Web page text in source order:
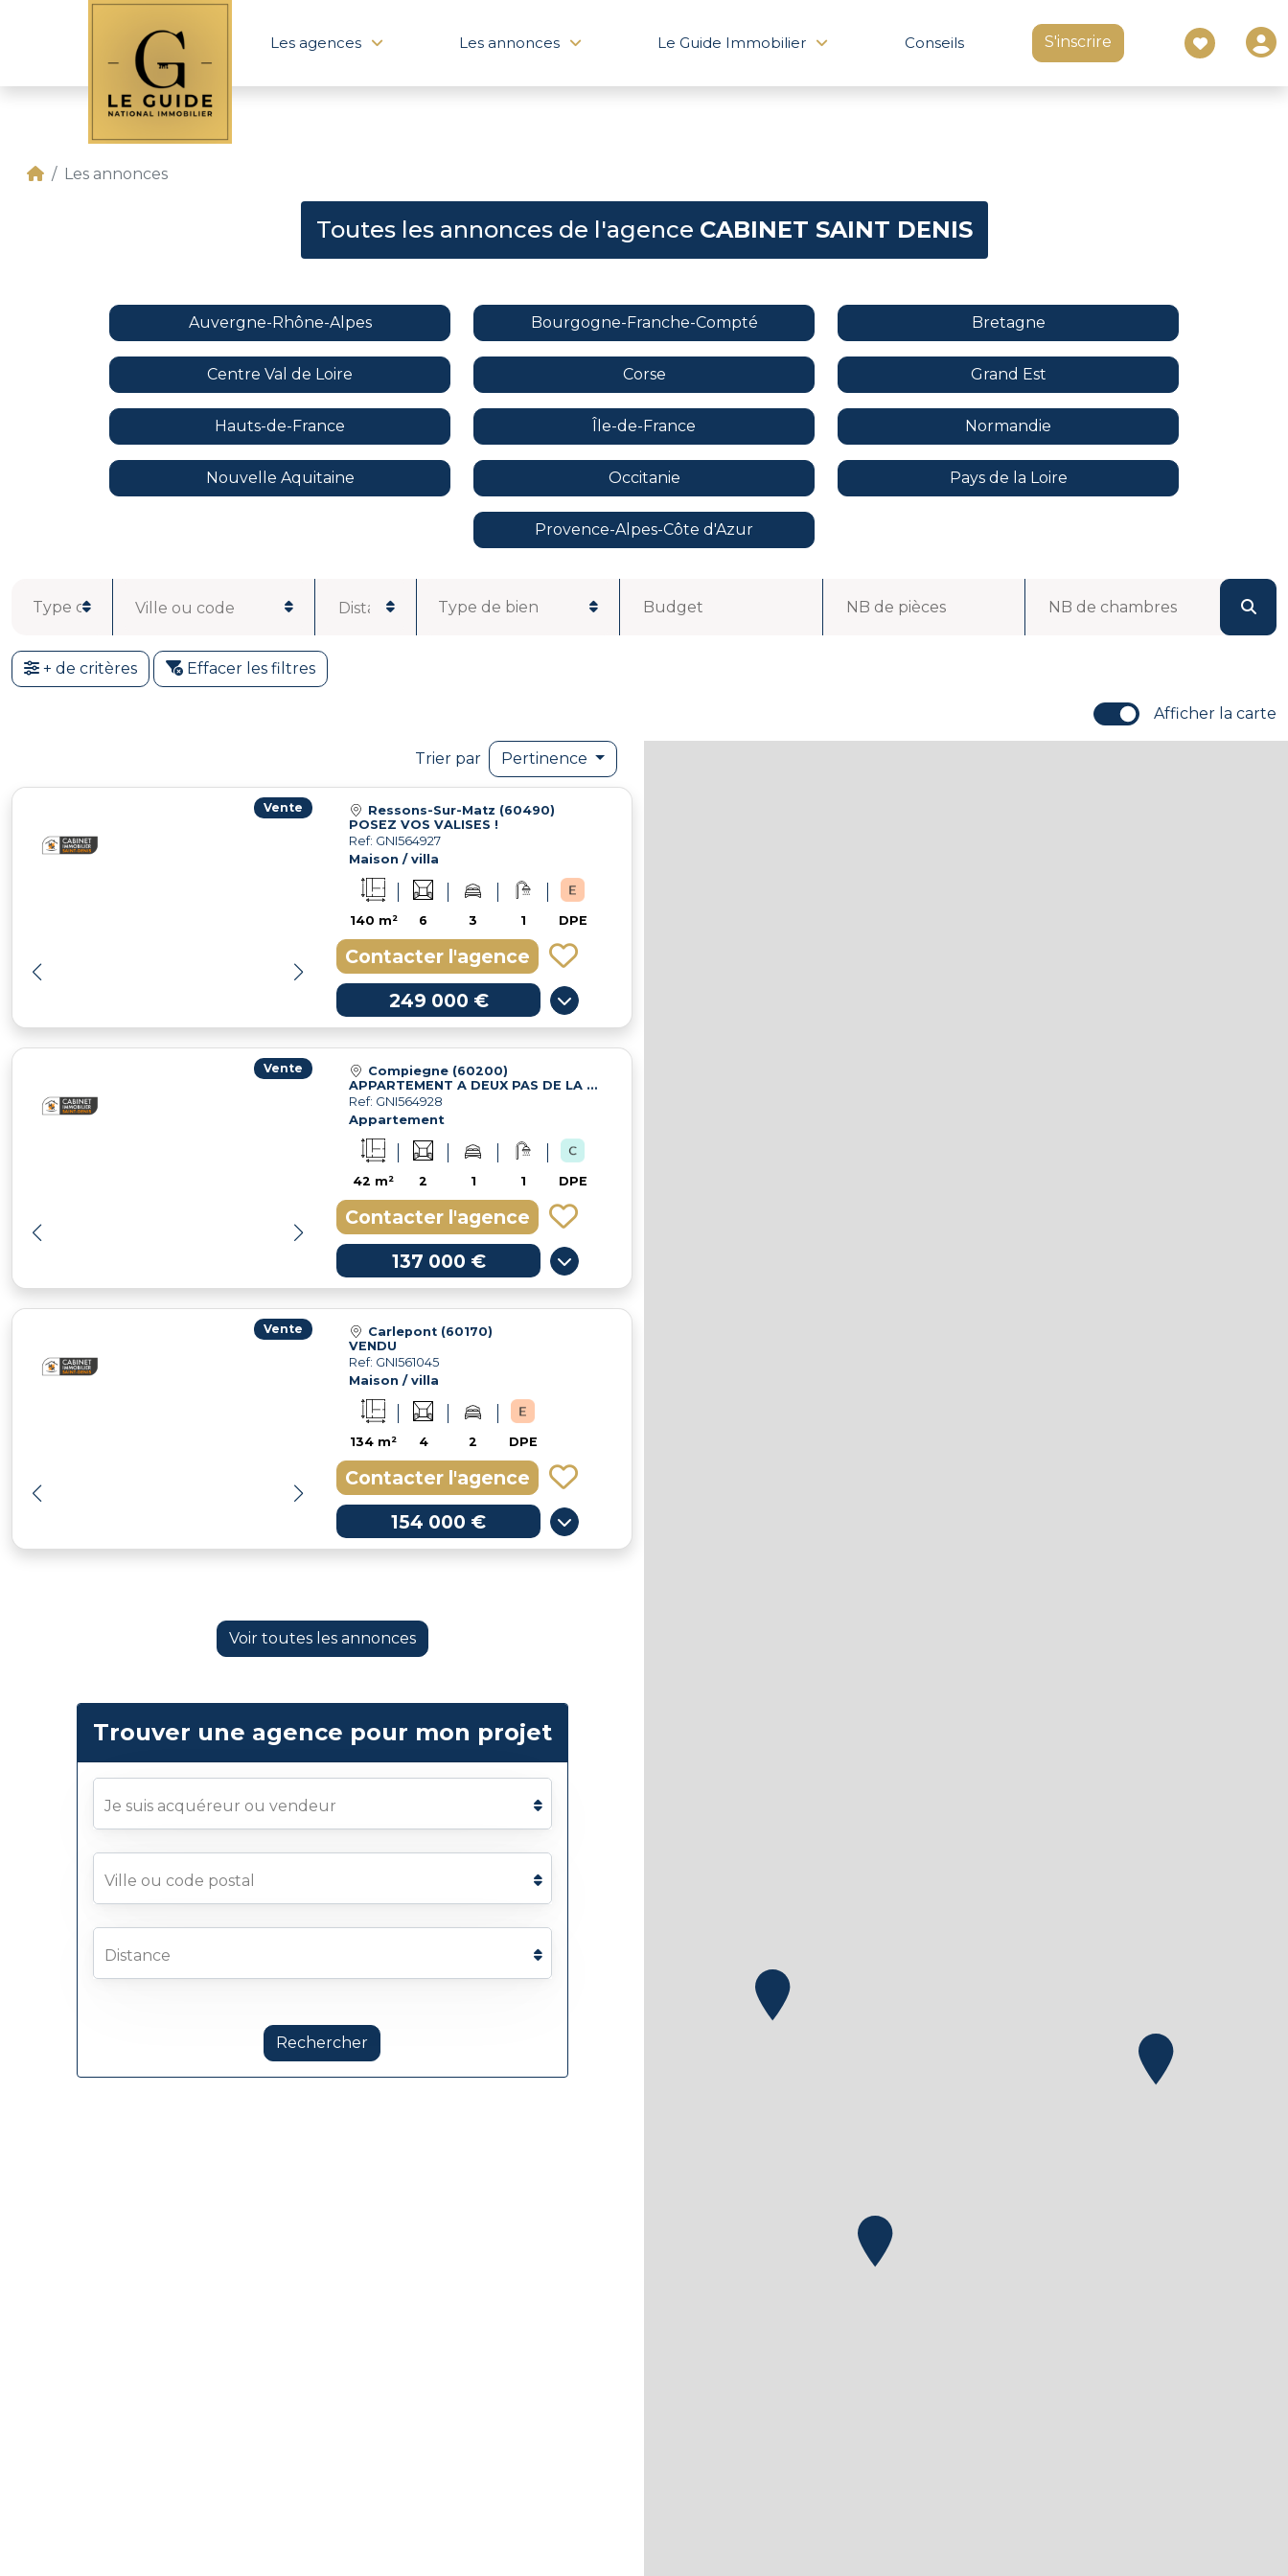
Les agences Les annonces Le Guide Immobilier Conseils S'inscrire
Les annonces
Toutes les annonces de l'agence CABINET SAINT DENIS
Auvergne-Rhône-Alpes Bourgogne-Franche-Compté Bretagne
Centre Val de Loire Corse Grand Est
Hauts-de-France Île-de-France Normandie
Nouvelle Aquitaine Occitanie Pays de la Loire
Provence-Alpes-Côte d'Azur
Ville ou code
Distance Budget NB de pièces NB de chambres
+ de critères Effacer les filtres
Afficher la carte
Trier par Pertinence
Vente
Ressons-Sur-Matz (60490)
POSEZ VOS VALISES !
Ref: GNI564927
Maison / villa
140 m² 6 3 1 DPE
Contacter l'agence
249 000 €
Vente
Compiegne (60200)
APPARTEMENT A DEUX PAS DE LA GARE
Ref: GNI564928
Appartement
42 m² 2 1 1 DPE
Contacter l'agence
137 000 €
Vente
Carlepont (60170)
VENDU
Ref: GNI561045
Maison / villa
134 m² 4 2 DPE
Contacter l'agence
154 000 €
Voir toutes les annonces
Trouver une agence pour mon projet
Je suis acquéreur ou vendeur
Ville ou code postal
Distance
Rechercher